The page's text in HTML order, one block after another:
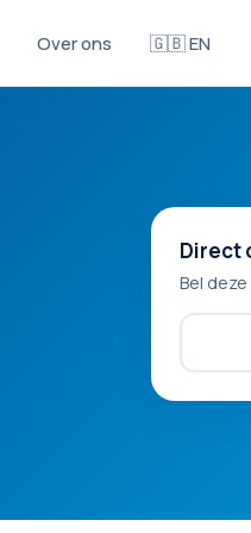
Over ons 🇬🇧 EN
Direct
Bel